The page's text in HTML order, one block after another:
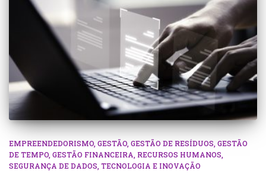
EMPREENDEDORISMO GESTÃO GESTÃO DE RESÍDUOS GESTÃO
DE TEMPO GESTÃO FINANCEIRA RECURSOS HUMANOS
SEGURANÇA DE DADOS TECNOLOGIA E INOVAÇÃO